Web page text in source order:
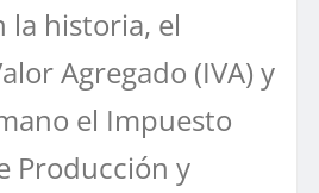
la historia, el
Agregado (IVA) y
el Impuesto
Producción y